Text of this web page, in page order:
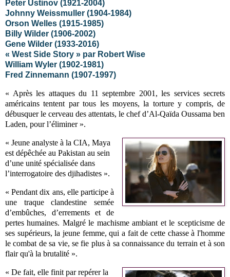
Peter Ustinov (1921-2004)
Johnny Weissmuller (1904-1984)
Orson Welles (1915-1985)
Billy Wilder (1906-2002)
Gene Wilder (1933-2016)
« West Side Story » par Robert Wise
William Wyler (1902-1981)
Fred Zinnemann (1907-1997)
« Après les attaques du 11 septembre 2001, les services secrets
américains tentent par tous les moyens, la torture y compris, de
débusquer le cerveau des attentats, le chef d’Al-Qaïda Oussama ben
Laden, pour l’éliminer ».
« Jeune analyste à la CIA, Maya
est dépêchée au Pakistan au sein
d’une unité spécialisée dans
l’interrogatoire des djihadistes ».
« Pendant dix ans, elle participe à
une traque clandestine semée
d’embûches, d’errements et de
pertes humaines. Malgré le machisme ambiant et le scepticisme de
ses supérieurs, la jeune femme, qui a fait de cette chasse à l'homme
le combat de sa vie, se fie plus à sa connaissance du terrain et à son
flair qu'à la brutalité ».
« De fait, elle finit par repérer la